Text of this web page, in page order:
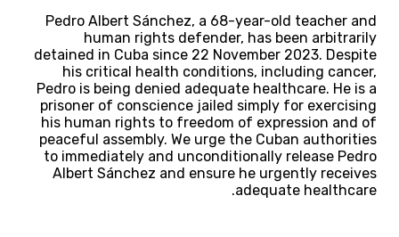
Pedro Albert Sánchez, a 68-year-old teacher and
human rights defender, has been arbitrarily
detained in Cuba since 22 November 2023. Despite
his critical health conditions, including cancer,
Pedro is being denied adequate healthcare. He is a
prisoner of conscience jailed simply for exercising
his human rights to freedom of expression and of
peaceful assembly. We urge the Cuban authorities
to immediately and unconditionally release Pedro
Albert Sánchez and ensure he urgently receives
adequate healthcare.